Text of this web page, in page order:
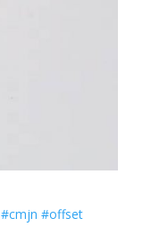
#cmjn #offset